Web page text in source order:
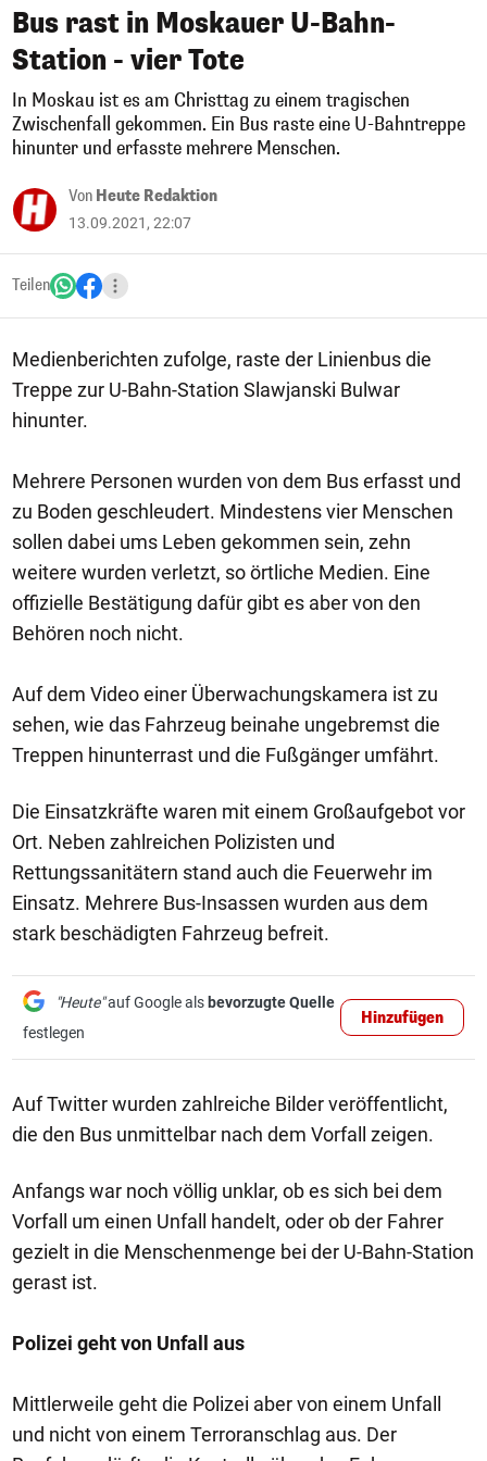
Bus rast in Moskauer U-Bahn-
Station - vier Tote
In Moskau ist es am Christtag zu einem tragischen
Zwischenfall gekommen. Ein Bus raste eine U-Bahntreppe
hinunter und erfasste mehrere Menschen.
Von Heute Redaktion
13.09.2021, 22:07
Teilen
Medienberichten zufolge, raste der Linienbus die
Treppe zur U-Bahn-Station Slawjanski Bulwar
hinunter.
Mehrere Personen wurden von dem Bus erfasst und
zu Boden geschleudert. Mindestens vier Menschen
sollen dabei ums Leben gekommen sein, zehn
weitere wurden verletzt, so örtliche Medien. Eine
offizielle Bestätigung dafür gibt es aber von den
Behören noch nicht.
Auf dem Video einer Überwachungskamera ist zu
sehen, wie das Fahrzeug beinahe ungebremst die
Treppen hinunterrast und die Fußgänger umfährt.
Die Einsatzkräfte waren mit einem Großaufgebot vor
Ort. Neben zahlreichen Polizisten und
Rettungssanitätern stand auch die Feuerwehr im
Einsatz. Mehrere Bus-Insassen wurden aus dem
stark beschädigten Fahrzeug befreit.
"Heute"auf Google als bevorzugte Quelle
festlegen
Hinzufügen
Auf Twitter wurden zahlreiche Bilder veröffentlicht,
die den Bus unmittelbar nach dem Vorfall zeigen.
Anfangs war noch völlig unklar, ob es sich bei dem
Vorfall um einen Unfall handelt, oder ob der Fahrer
gezielt in die Menschenmenge bei der U-Bahn-Station
gerast ist.
Polizei geht von Unfall aus
Mittlerweile geht die Polizei aber von einem Unfall
und nicht von einem Terroranschlag aus. Der